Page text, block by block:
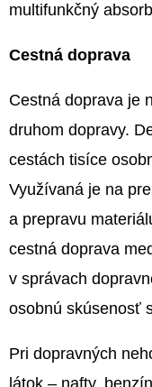
multifunkčný
Cestná doprava
Cestná doprava je
druhom dopravy.
cestách tisíce
Využívaná je na
a prepravu
cestná doprava
v správach
osobnú skúsenosť
Pri dopravných
látok – nafty,
D
P
O
R
Ú
Č
A
E